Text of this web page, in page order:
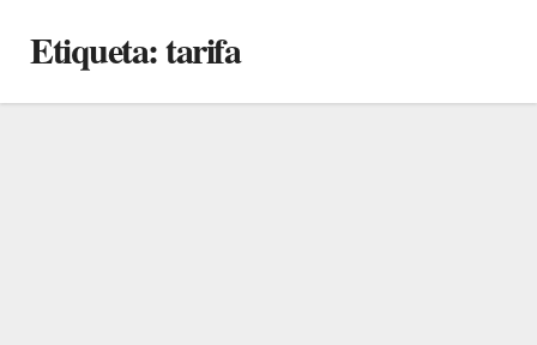
Etiqueta:tarifa